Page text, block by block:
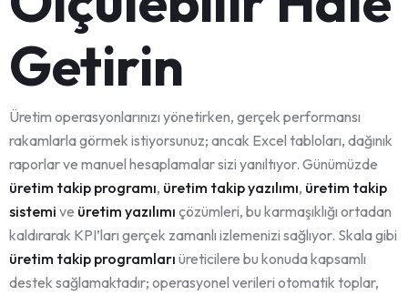
Getirin
Üretim operasyonlarınızı yönetirken, gerçek performansı
rakamlarla görmek istiyorsunuz; ancak Excel tabloları, dağınık
raporlar ve manuel hesaplamalar sizi yanıltıyor. Günümüzde
üretim takip programı, üretim takip yazılımı, üretim takip
sistemi ve üretim yazılımı çözümleri, bu karmaşıklığı ortadan
kaldırarak KPI’ları gerçek zamanlı izlemenizi sağlıyor. Skala gibi
üretim takip programları üreticilere bu konuda kapsamlı
destek sağlamaktadır; operasyonel verileri otomatik toplar,